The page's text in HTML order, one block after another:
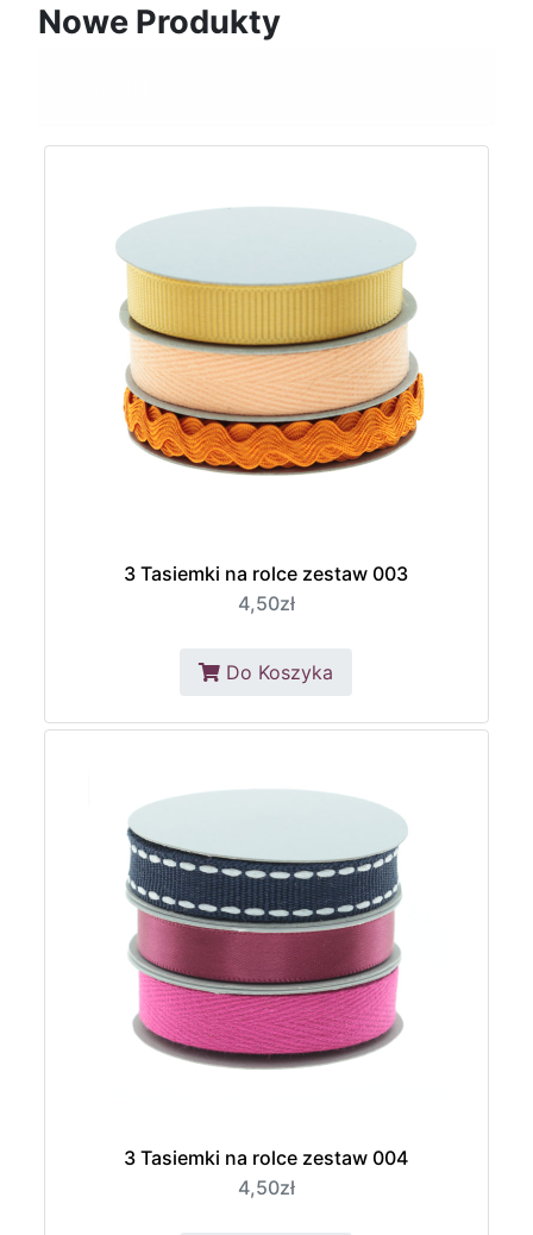
Nowe Produkty
3 Tasiemki na rolce zestaw 003
4,50zł
Do Koszyka
3 Tasiemki na rolce zestaw 004
4,50zł